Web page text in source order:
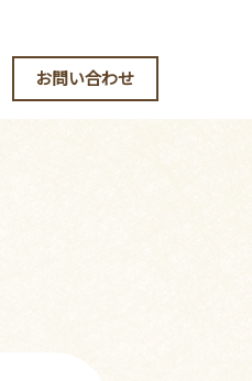
お問い合わせ